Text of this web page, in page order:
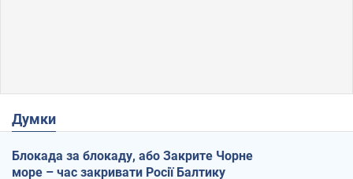
Думки
Блокада за блокаду, або Закрите Чорне
море – час закривати Росії Балтику